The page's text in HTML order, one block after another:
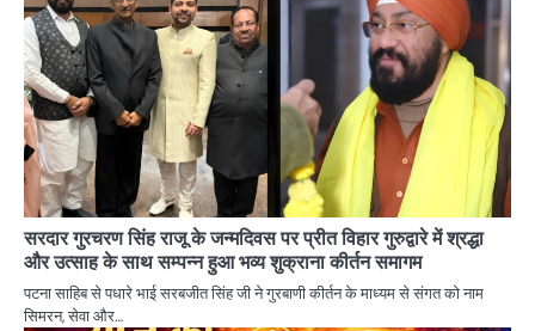
सरदार गुरचरण सिंह राजू के जन्मदिवस पर प्रीत विहार गुरुद्वारे में श्रद्धा
और उत्साह के साथ सम्पन्न हुआ भव्य शुक्राना कीर्तन समागम
पटना साहिब से पधारे भाई सरबजीत सिंह जी ने गुरबाणी कीर्तन के माध्यम से संगत को नाम
सिमरन, सेवा और…